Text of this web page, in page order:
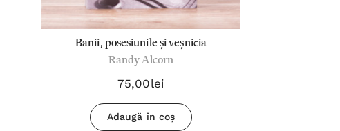
Banii, posesiunile și veșnicia
Randy Alcorn
75,00lei
Adaugă în coș